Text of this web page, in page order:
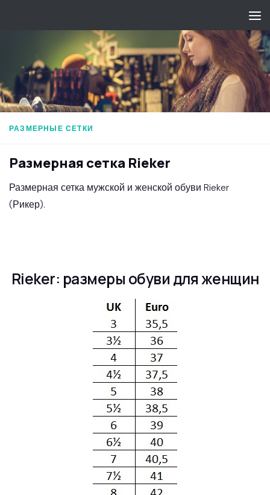
РАЗМЕРНЫЕ СЕТКИ
Размерная сетка Rieker
Размерная сетка мужской и женской обуви Rieker
(Рикер).
Rieker: размеры обуви для женщин